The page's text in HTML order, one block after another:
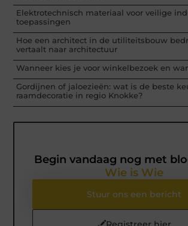
Elektrotechnisch materiaal voor veilige
toepassingen
Hoe een architect in de utiliteitsbouw
vertaalt naar architectuur
Wanneer kies je voor winkelbezoek en
Gordijnen of jaloezieën: wat is de beste
raamdecoratie in regio Knokke?
Begin vandaag nog met
Wie is Wie
Stuur ons een bericht